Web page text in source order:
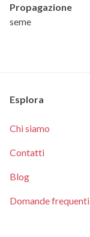
Propagazione
seme
Esplora
Chi siamo
Contatti
Blog
Domande frequenti